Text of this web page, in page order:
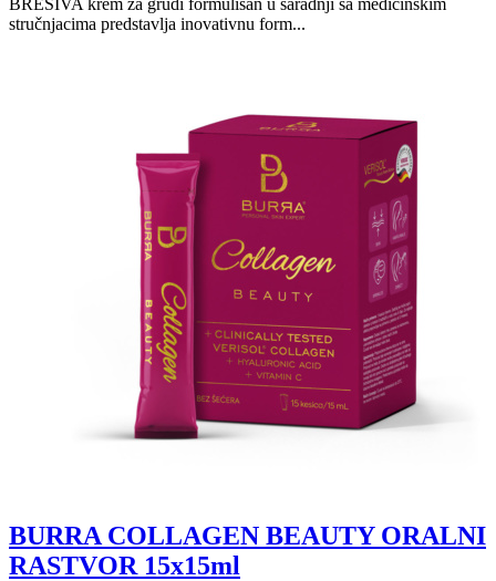
BRESIVA krem za grudi formulisan u saradnji sa medicinskim
stručnjacima predstavlja inovativnu form...
BURRA COLLAGEN BEAUTY ORALNI
RASTVOR 15x15ml